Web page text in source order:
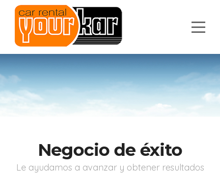
Negocio de éxito
Le ayudamos a avanzar y obtener resultados